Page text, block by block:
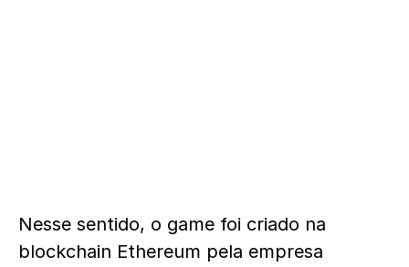
Nesse sentido, o game foi criado na
blockchain Ethereum pela empresa